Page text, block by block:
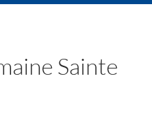
Sainte